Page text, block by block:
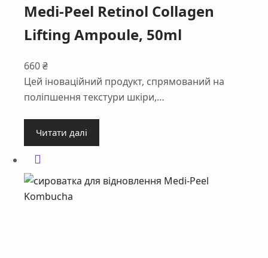
Medi-Peel Retinol Collagen
Lifting Ampoule, 50ml
660₴
Цей іноваційний продукт, спрямований на
поліпшення текстури шкіри,…
Читати далі